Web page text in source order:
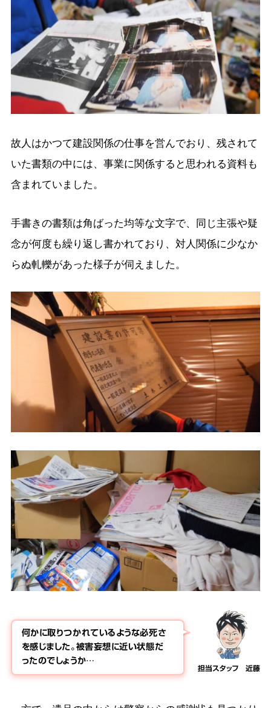
故人はかつて建設関係の仕事を営んでおり、残されて
いた書類の中には、事業に関係すると思われる資料も
含まれていました。
手書きの書類は角ばった均等な文字で、同じ主張や疑
念が何度も繰り返し書かれており、対人関係に少なか
らぬ軋轢があった様子が伺えました。
担当スタッフ 近藤
何かに取りつかれているような必死さ
を感じました。被害妄想に近い状態だ
ったのでしょうか…